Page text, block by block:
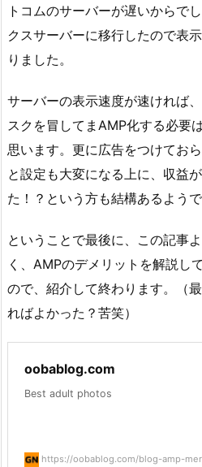
トコムのサーバーが遅いからで
クスサーバーに移行したので表
りました。
サーバーの表示速度が速ければ
スクを冒してまAMP化する必要
思います。更に広告をつけてお
と設定も大変になる上に、収益
た！？という方も結構あるようで
ということで最後に、この記事
く、AMPのデメリットを解説し
ので、紹介して終わります。（
ればよかった？苦笑）
oobablog.com
Best adult photos
https://oobablog.com/blog-amp-